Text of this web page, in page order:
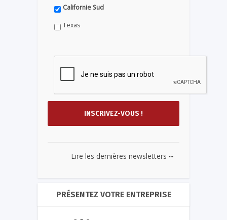
Californie Sud
Texas
Lire les dernières newsletters ...
PRÉSENTEZ VOTRE ENTREPRISE